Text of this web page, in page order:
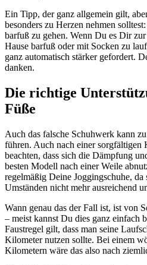
Ein Tipp, der ganz allgemein gilt,
besonders zu Herzen nehmen
barfuß zu gehen. Wenn Du es Dir
Hause barfuß oder mit Socken zu
ganz automatisch stärker gefordert.
danken.
Die richtige
Füße
Auch das falsche Schuhwerk kann
führen. Auch nach einer sorgfältigen
beachten, dass sich die Dämpfung
besten Modell nach einer Weile
regelmäßig Deine Joggingschuhe,
Umständen nicht mehr ausreichend
Wann genau das der Fall ist, ist von
– meist kannst Du dies ganz einfach
Faustregel gilt, dass man seine
Kilometer nutzen sollte. Bei einem
Kilometern wäre das also nach